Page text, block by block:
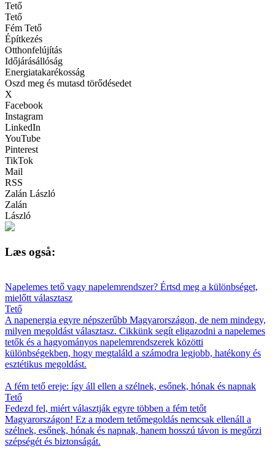
Tető
Tető
Fém Tető
Építkezés
Otthonfelújítás
Időjárásállóság
Energiatakarékosság
Oszd meg és mutasd törődésedet
X
Facebook
Instagram
LinkedIn
YouTube
Pinterest
TikTok
Mail
RSS
Zalán László
Zalán
László
Læs også:
Napelemes tető vagy napelemrendszer? Értsd meg a különbséget,
mielőtt választasz
Tető
A napenergia egyre népszerűbb Magyarországon, de nem mindegy,
milyen megoldást választasz. Cikkünk segít eligazodni a napelemes
tetők és a hagyományos napelemrendszerek közötti
különbségekben, hogy megtaláld a számodra legjobb, hatékony és
esztétikus megoldást.
A fém tető ereje: így áll ellen a szélnek, esőnek, hónak és napnak
Tető
Fedezd fel, miért választják egyre többen a fém tetőt
Magyarországon! Ez a modern tetőmegoldás nemcsak ellenáll a
szélnek, esőnek, hónak és napnak, hanem hosszú távon is megőrzi
szépségét és biztonságát.